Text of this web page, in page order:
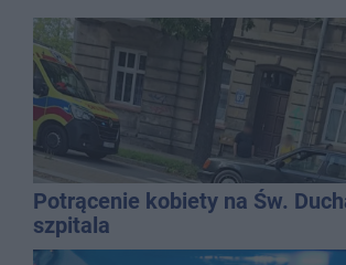
Potrącenie kobiety na Św.
szpitala